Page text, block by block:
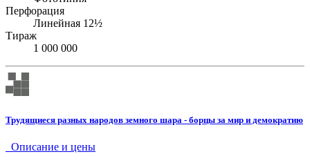
Перфорация
Линейная 12½
Тираж
1 000 000
Трудящиеся разных народов земного шара - борцы за мир и демократию
Описание и цены